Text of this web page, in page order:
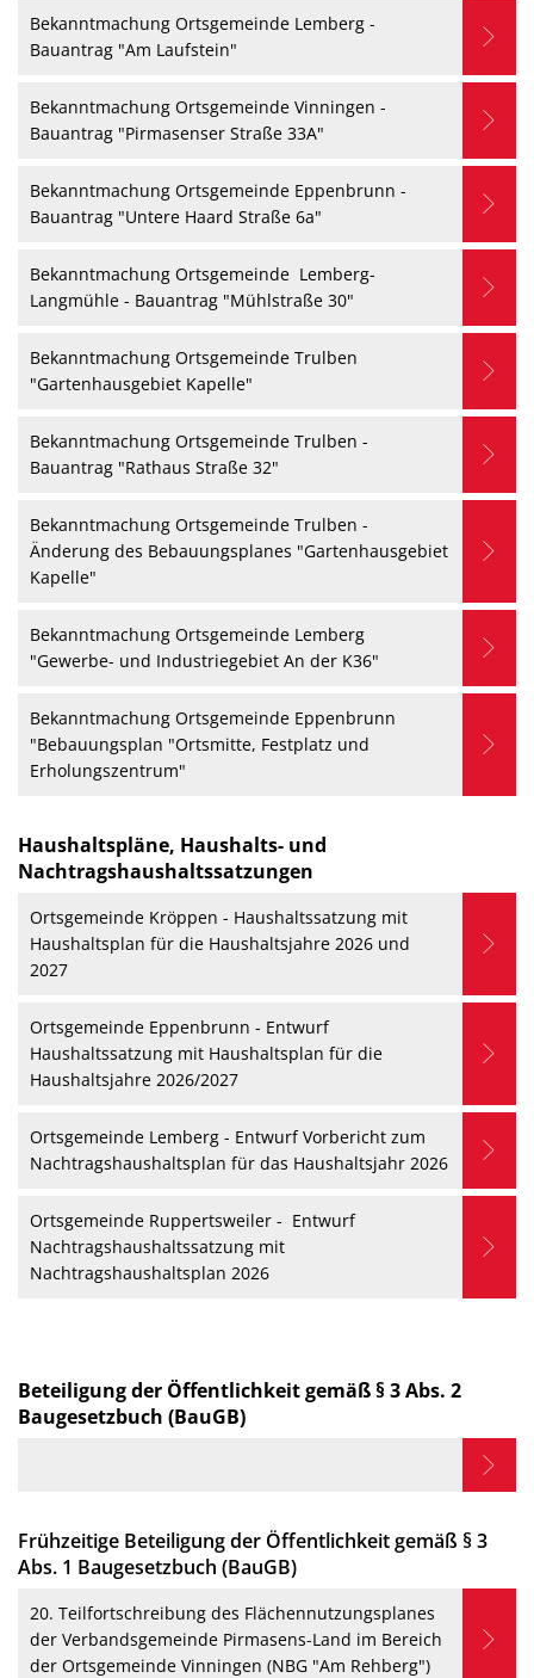
Bekanntmachung Ortsgemeinde Lemberg -
Bauantrag "Am Laufstein"
Bekanntmachung Ortsgemeinde Vinningen -
Bauantrag "Pirmasenser Straße 33A"
Bekanntmachung Ortsgemeinde Eppenbrunn -
Bauantrag "Untere Haard Straße 6a"
Bekanntmachung Ortsgemeinde Lemberg-
Langmühle - Bauantrag "Mühlstraße 30"
Bekanntmachung Ortsgemeinde Trulben
"Gartenhausgebiet Kapelle"
Bekanntmachung Ortsgemeinde Trulben -
Bauantrag "Rathaus Straße 32"
Bekanntmachung Ortsgemeinde Trulben -
Änderung des Bebauungsplanes "Gartenhausgebiet
Kapelle"
Bekanntmachung Ortsgemeinde Lemberg
"Gewerbe- und Industriegebiet An der K36"
Bekanntmachung Ortsgemeinde Eppenbrunn
"Bebauungsplan "Ortsmitte, Festplatz und
Erholungszentrum"
Haushaltspläne, Haushalts- und
Nachtragshaushaltssatzungen
Ortsgemeinde Kröppen - Haushaltssatzung mit
Haushaltsplan für die Haushaltsjahre 2026 und
2027
Ortsgemeinde Eppenbrunn - Entwurf
Haushaltssatzung mit Haushaltsplan für die
Haushaltsjahre 2026/2027
Ortsgemeinde Lemberg - Entwurf Vorbericht zum
Nachtragshaushaltsplan für das Haushaltsjahr 2026
Ortsgemeinde Ruppertsweiler - Entwurf
Nachtragshaushaltssatzung mit
Nachtragshaushaltsplan 2026
Beteiligung der Öffentlichkeit gemäß § 3 Abs. 2
Baugesetzbuch (BauGB)
Frühzeitige Beteiligung der Öffentlichkeit gemäß § 3
Abs. 1 Baugesetzbuch (BauGB)
20. Teilfortschreibung des Flächennutzungsplanes
der Verbandsgemeinde Pirmasens-Land im Bereich
der Ortsgemeinde Vinningen (NBG "Am Rehberg")